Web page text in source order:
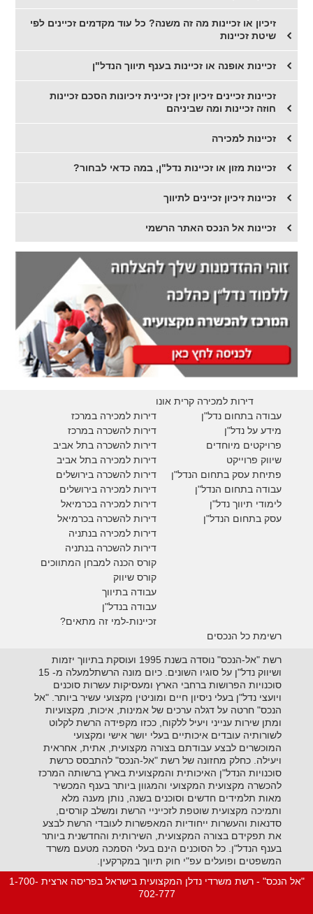
זיכיון או זכיינות מה זה משנה? כל עוד מקדמים זכיינים לפי
שיטת זכיינות
זכיינות אופנה או זכיינות בענף תיווך הנדל"ן
זכיינות זכיינים זיכיון זכין זכיינית זיכיונות הסכם זכיינות
חוזה זכיינות ומה שביניהם
זכיינות למכירה
זכיינות מזון או זכיינות נדל"ן, במה כדאי לבחור?
​זכיינות זיכיון זכיינים לתיווך
זכיינות אל הנכס האתר הרשמי
דירות למכירה קרית אונו
דירות למכירה במרכז
דירות להשכרה במרכז
דירות להשכרה בתל אביב
דירות למכירה בתל אביב
דירות להשכרה בירושלים
דירות למכירה בירושלים
דירות למכירה בכרמיאל
דירות להשכרה בכרמיאל
דירות למכירה בנתניה
דירות להשכרה בנתניה
קורס הכנה למבחן המתווכים
קורס שיווק
עבודה בתיווך
עבודה בנדל"ן
זכיינות-למי זה מתאים?
עבודה בתחום נדל"ן
מידע על נדל"ן
פרויקטים מיוחדים
שיווק פרוייקט
פתיחת עסק בתחום הנדל"ן
עבודה בתחום הנדל"ן
לימודי תיווך נדל"ן
עסק בתחום הנדל"ן
רשימת כל הנכסים
רשת "אל-הנכס" נוסדה בשנת 1995 ועוסקת בתיווך יזמות
ושיווק נדל"ן על סוגיו השונים. כיום מונה הרשתלמעלה מ- 15
סוכנויות הפרושות ברחבי הארץ ומעסיקות עשרות סוכנים
ויועצי נדל"ן בעלי ניסיון חיים ומוניטין מקצועי עשיר ביותר. "אל
הנכס" חרטה על דגלה ערכים של אמינות, איכות, מקצועיות
ומתן שירות ענייני ויעיל ללקוח, ככזו מקפידה הרשת לקלוט
לשורותיה עובדים איכותיים בעלי יושר אישי ומקצועי
המוכשרים לבצע עבודתם בצורה מקצועית, אתית, אחראית
ויעילה. כחלק מחזונה של רשת "אל-הנכס" להתבסס כרשת
סוכנויות הנדל"ן האיכותית והמקצועית בארץ ברשותה המרכז
להכשרה מקצועית המקצועי והמגוון ביותר בענף המכשיר
מאות תלמידים חדשים וסוכנים בשנה, נותן מענה מלא
ותמיכה מקצועית שוטפת לזכייניי הרשת ומשלב קורסים,
סדנאות והעשרות ייחודיות המאפשרות לעובדי הרשת לבצע
את תפקידם בצורה המקצועית, השירותית והחדשנית ביותר
בענף הנדל"ן. כל הסוכנים הינם בעלי הסמכה מטעם משרד
המשפטים ופועלים עפ"י חוק תיווך במקרקעין.
"אל הנכס" - רשת משרדי נדלן המקצועית בישראל בפריסה ארצית 1-700-
702-777